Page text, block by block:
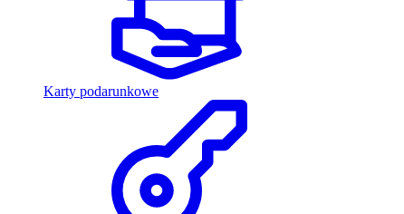
Karty podarunkowe